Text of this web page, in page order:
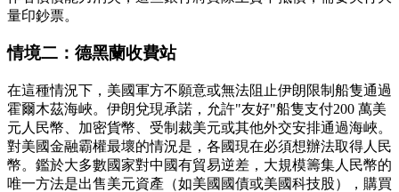
量印鈔票。
情境二：德黑蘭收費站
在這種情況下，美國軍方不願意或無法阻止伊朗限制船隻通過
霍爾木茲海峽。伊朗兌現承諾，允許"友好"船隻支付200 萬美
元人民幣、加密貨幣、受制裁美元或其他外交安排通過海峽。
對美國金融霸權最壞的情況是，各國現在必須想辦法取得人民
幣。鑑於大多數國家對中國有貿易逆差，大規模籌集人民幣的
唯一方法是出售美元資產（如美國國債或美國科技股），購買